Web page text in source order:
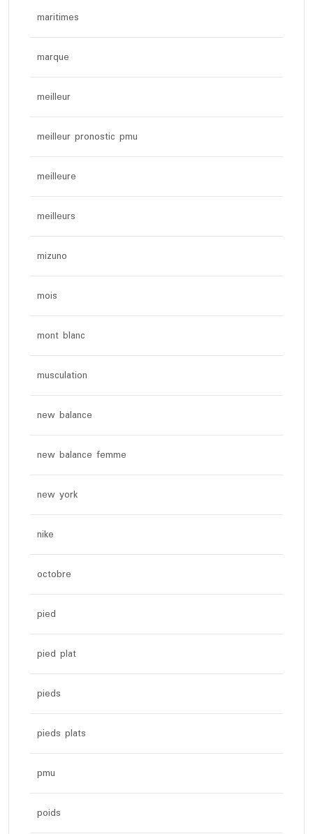
maritimes
marque
meilleur
meilleur pronostic pmu
meilleure
meilleurs
mizuno
mois
mont blanc
musculation
new balance
new balance femme
new york
nike
octobre
pied
pied plat
pieds
pieds plats
pmu
poids